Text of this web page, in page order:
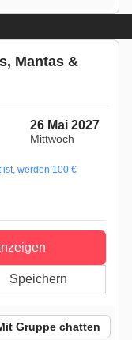
Mantas &
26 Mai 2027
Mittwoch
ist, werden 100 €
Speichern
Gruppe chatten